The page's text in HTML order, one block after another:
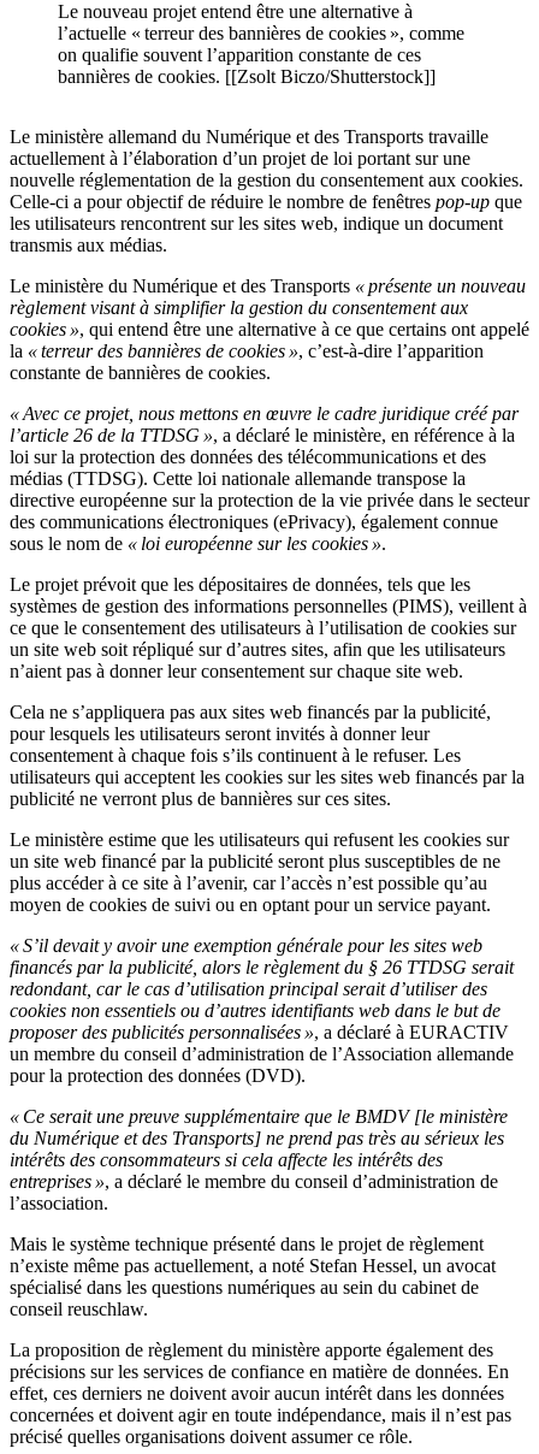
Le nouveau projet entend être une alternative à
l’actuelle « terreur des bannières de cookies », comme
on qualifie souvent l’apparition constante de ces
bannières de cookies. [[Zsolt Biczo/Shutterstock]]
Le ministère allemand du Numérique et des Transports travaille
actuellement à l’élaboration d’un projet de loi portant sur une
nouvelle réglementation de la gestion du consentement aux cookies.
Celle-ci a pour objectif de réduire le nombre de fenêtres pop-up que
les utilisateurs rencontrent sur les sites web, indique un document
transmis aux médias.
Le ministère du Numérique et des Transports « présente un nouveau
règlement visant à simplifier la gestion du consentement aux
cookies », qui entend être une alternative à ce que certains ont appelé
la « terreur des bannières de cookies », c’est-à-dire l’apparition
constante de bannières de cookies.
« Avec ce projet, nous mettons en œuvre le cadre juridique créé par
l’article 26 de la TTDSG », a déclaré le ministère, en référence à la
loi sur la protection des données des télécommunications et des
médias (TTDSG). Cette loi nationale allemande transpose la
directive européenne sur la protection de la vie privée dans le secteur
des communications électroniques (ePrivacy), également connue
sous le nom de « loi européenne sur les cookies ».
Le projet prévoit que les dépositaires de données, tels que les
systèmes de gestion des informations personnelles (PIMS), veillent à
ce que le consentement des utilisateurs à l’utilisation de cookies sur
un site web soit répliqué sur d’autres sites, afin que les utilisateurs
n’aient pas à donner leur consentement sur chaque site web.
Cela ne s’appliquera pas aux sites web financés par la publicité,
pour lesquels les utilisateurs seront invités à donner leur
consentement à chaque fois s’ils continuent à le refuser. Les
utilisateurs qui acceptent les cookies sur les sites web financés par la
publicité ne verront plus de bannières sur ces sites.
Le ministère estime que les utilisateurs qui refusent les cookies sur
un site web financé par la publicité seront plus susceptibles de ne
plus accéder à ce site à l’avenir, car l’accès n’est possible qu’au
moyen de cookies de suivi ou en optant pour un service payant.
« S’il devait y avoir une exemption générale pour les sites web
financés par la publicité, alors le règlement du § 26 TTDSG serait
redondant, car le cas d’utilisation principal serait d’utiliser des
cookies non essentiels ou d’autres identifiants web dans le but de
proposer des publicités personnalisées », a déclaré à EURACTIV
un membre du conseil d’administration de l’Association allemande
pour la protection des données (DVD).
« Ce serait une preuve supplémentaire que le BMDV [le ministère
du Numérique et des Transports] ne prend pas très au sérieux les
intérêts des consommateurs si cela affecte les intérêts des
entreprises », a déclaré le membre du conseil d’administration de
l’association.
Mais le système technique présenté dans le projet de règlement
n’existe même pas actuellement, a noté Stefan Hessel, un avocat
spécialisé dans les questions numériques au sein du cabinet de
conseil reuschlaw.
La proposition de règlement du ministère apporte également des
précisions sur les services de confiance en matière de données. En
effet, ces derniers ne doivent avoir aucun intérêt dans les données
concernées et doivent agir en toute indépendance, mais il n’est pas
précisé quelles organisations doivent assumer ce rôle.